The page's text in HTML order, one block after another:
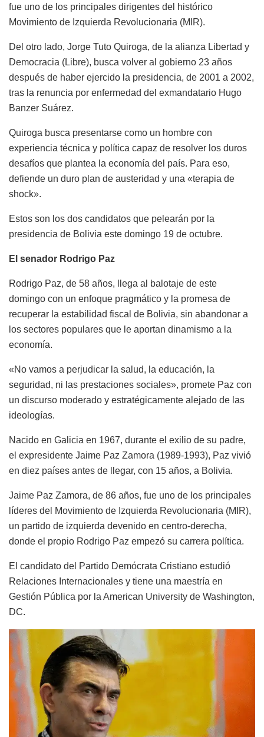
fue uno de los principales dirigentes del histórico
Movimiento de Izquierda Revolucionaria (MIR).
Del otro lado, Jorge Tuto Quiroga, de la alianza Libertad y
Democracia (Libre), busca volver al gobierno 23 años
después de haber ejercido la presidencia, de 2001 a 2002,
tras la renuncia por enfermedad del exmandatario Hugo
Banzer Suárez.
Quiroga busca presentarse como un hombre con
experiencia técnica y política capaz de resolver los duros
desafíos que plantea la economía del país. Para eso,
defiende un duro plan de austeridad y una «terapia de
shock».
Estos son los dos candidatos que pelearán por la
presidencia de Bolivia este domingo 19 de octubre.
El senador Rodrigo Paz
Rodrigo Paz, de 58 años, llega al balotaje de este
domingo con un enfoque pragmático y la promesa de
recuperar la estabilidad fiscal de Bolivia, sin abandonar a
los sectores populares que le aportan dinamismo a la
economía.
«No vamos a perjudicar la salud, la educación, la
seguridad, ni las prestaciones sociales», promete Paz con
un discurso moderado y estratégicamente alejado de las
ideologías.
Nacido en Galicia en 1967, durante el exilio de su padre,
el expresidente Jaime Paz Zamora (1989-1993), Paz vivió
en diez países antes de llegar, con 15 años, a Bolivia.
Jaime Paz Zamora, de 86 años, fue uno de los principales
líderes del Movimiento de Izquierda Revolucionaria (MIR),
un partido de izquierda devenido en centro-derecha,
donde el propio Rodrigo Paz empezó su carrera política.
El candidato del Partido Demócrata Cristiano estudió
Relaciones Internacionales y tiene una maestría en
Gestión Pública por la American University de Washington,
DC.